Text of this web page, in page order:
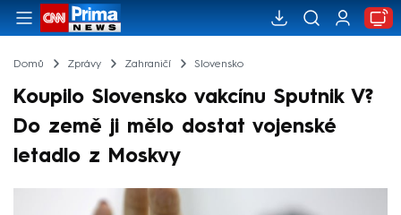
Domů Zprávy Zahraničí Slovensko
Koupilo Slovensko vakcínu Sputnik V?
Do země ji mělo dostat vojenské
letadlo z Moskvy